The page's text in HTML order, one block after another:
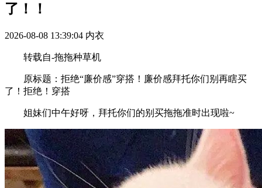
了！！
2026-08-08 13:39:04 内衣
转载自-拖拖种草机
原标题：拒绝“廉价感”穿搭！廉价感拜托你们别再瞎买
了！拒绝！穿搭
姐妹们中午好呀，拜托你们的别买拖拖准时出现啦~